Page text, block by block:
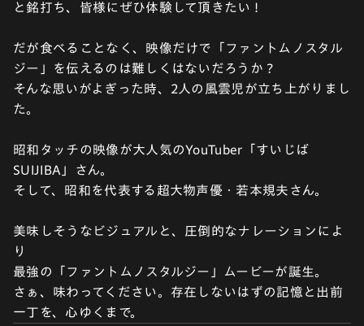
と銘打ち、皆様にぜひ体験して頂きたい !
だが食べることなく、映像だけで「ファントムノスタル
ジー」を伝えるのは難しくはないだろうか ?
そんな思いがよぎった時、2人の風雲児が立ち上がりまし
た。
昭和タッチの映像が大人気のYouTuber「すいじば
SUIJIBA」さん。
そして、昭和を代表する超大物声優・若本規夫さん。
美味しそうなビジュアルと、圧倒的なナレーションによ
り
最強の「ファントムノスタルジー」ムービーが誕生。
さぁ、味わってください。存在しないはずの記憶と出前
一丁を、心ゆくまで。